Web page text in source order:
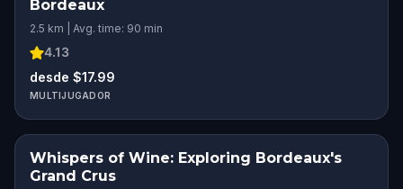
Bordeaux
2.5 km | Avg. time: 90 min
4.13
desde $17.99
MULTIJUGADOR
Whispers of Wine: Exploring Bordeaux's
Grand Crus